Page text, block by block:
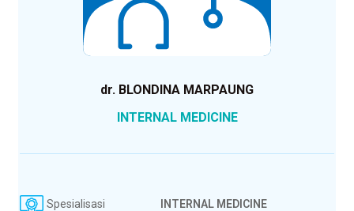
dr. BLONDINA MARPAUNG
INTERNAL MEDICINE
Spesialisasi INTERNAL MEDICINE